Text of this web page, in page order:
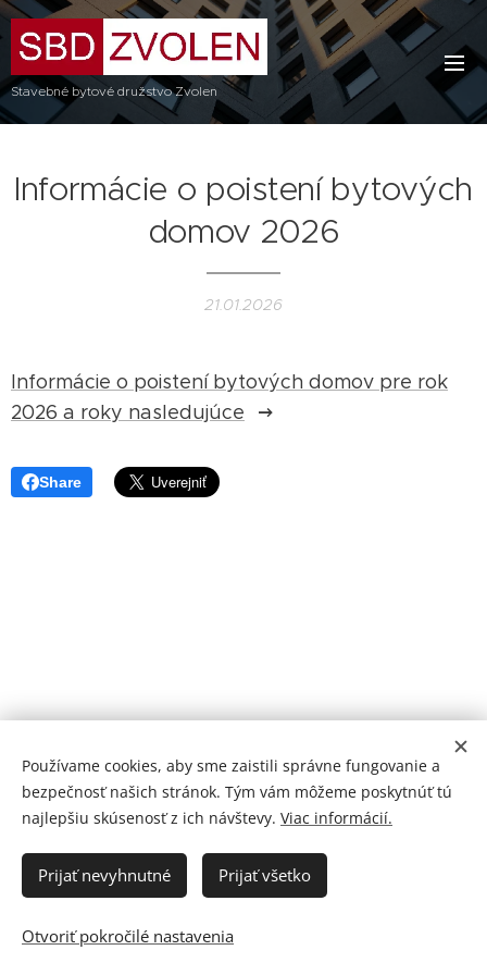
Stavebné bytové družstvo Zvolen
Informácie o poistení bytových
domov 2026
21.01.2026
Informácie o poistení bytových domov pre rok
2026 a roky nasledujúce
Share
Všetky práva vyhradené
Používame cookies, aby sme zaistili správne fungovanie a
bezpečnosť našich stránok. Tým vám môžeme poskytnúť tú
najlepšiu skúsenosť z ich návštevy. Viac informácií.
Prijať nevyhnutné Prijať všetko
Otvoriť pokročilé nastavenia